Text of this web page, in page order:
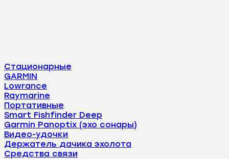
Стационарные
GARMIN
Lowrance
Raymarine
Портативные
Smart Fishfinder Deep
Garmin Panoptix (эхо сонары)
Видео-удочки
Держатель дачика эхолота
Средства связи